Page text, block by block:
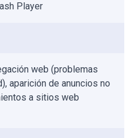
Player
web (problemas
aparición de anuncios no
a sitios web